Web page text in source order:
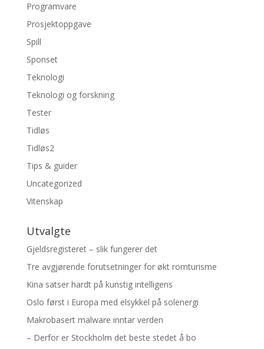
Programvare
Prosjektoppgave
Spill
Sponset
Teknologi
Teknologi og forskning
Tester
Tidløs
Tidløs2
Tips & guider
Uncategorized
Vitenskap
Utvalgte
Gjeldsregisteret – slik fungerer det
Tre avgjørende forutsetninger for økt romturisme
Kina satser hardt på kunstig intelligens
Oslo først i Europa med elsykkel på solenergi
Makrobasert malware inntar verden
– Derfor er Stockholm det beste stedet å bo